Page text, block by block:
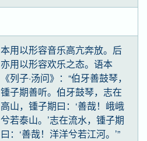
本用以形容音乐高亢奔放。后
亦用以形容欢乐之态。语本
《列子·汤问》：“伯牙善鼓琴，
锺子期善听。伯牙鼓琴，志在
高山，锺子期曰：‘善哉！峨峨
兮若泰山。’志在流水，锺子期
曰：‘善哉！洋洋兮若江河。’”